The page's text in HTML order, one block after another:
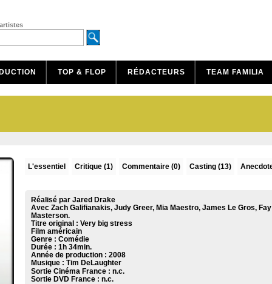
artistes
TOP & FLOP RÉDACTEURS TEAM FAMILIA
L'essentiel Critique(1) Commentaire(0) Casting (13)
Réalisé par Jared Drake
Avec Zach Galifianakis, Judy Greer, Mia Maestro, James Le Gros, Fay
Masterson.
Titre original : Very big stress
Film américain
Genre : Comédie
Durée : 1h 34min.
Année de production : 2008
Musique : Tim DeLaughter
Sortie Cinéma France : n.c.
Sortie DVD France : n.c.